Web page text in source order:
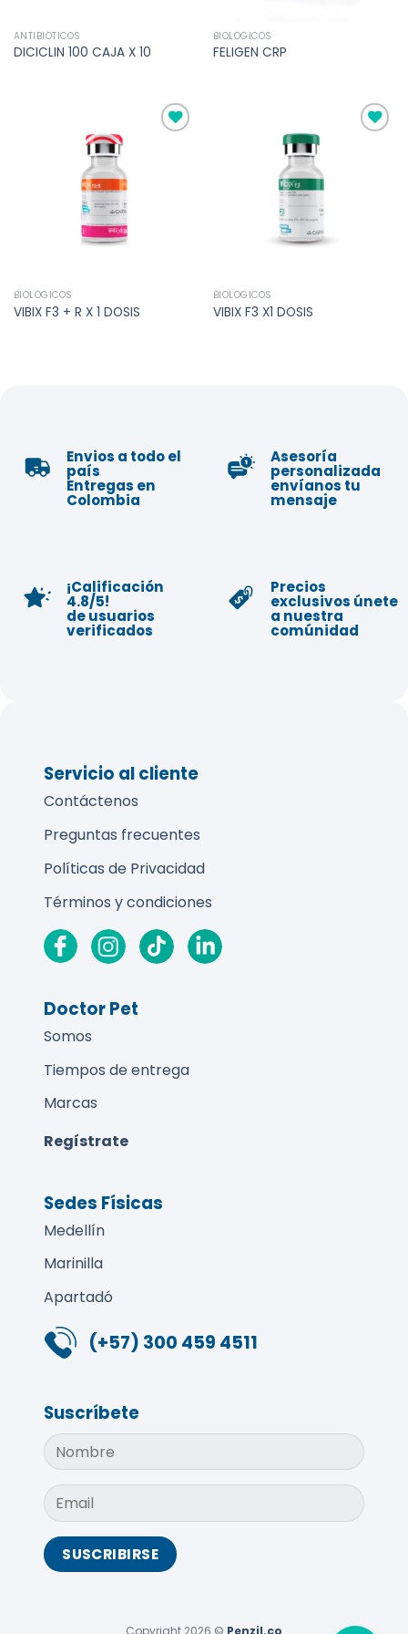
ANTIBIÓTICOS
DICICLIN 100 CAJA X 10
BIOLÓGICOS
FELIGEN CRP
BIOLÓGICOS
VIBIX F3 + R X 1 DOSIS
BIOLÓGICOS
VIBIX F3 X1 DOSIS
Envios a todo el
país
Entregas en
Colombia
Asesoría
personalizada
envíanos tu
mensaje
¡Calificación
4.8/5!
de usuarios
verificados
Precios
exclusivos únete
a nuestra
comúnidad
Servicio al cliente
Contáctenos
Preguntas frecuentes
Políticas de Privacidad
Términos y condiciones
Doctor Pet
Somos
Tiempos de entrega
Marcas
Regístrate
Sedes Físicas
Medellín
Marinilla
Apartadó
(+57) 300 459 4511
Suscríbete